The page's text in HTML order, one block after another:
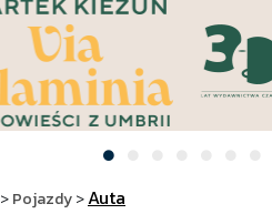
>Pojazdy>Auta